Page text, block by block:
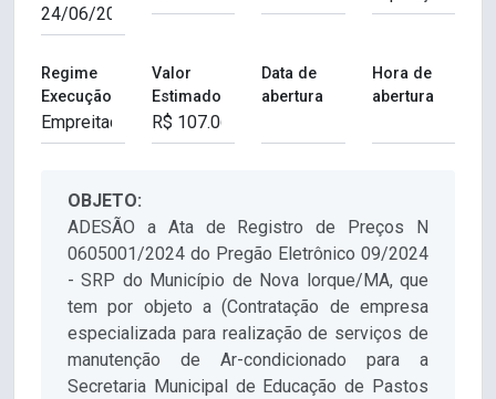
Regime
Execução
Valor
Estimado
Data de
abertura
Hora de
abertura
OBJETO:
ADESÃO a Ata de Registro de Preços N
0605001/2024 do Pregão Eletrônico 09/2024
- SRP do Município de Nova lorque/MA, que
tem por objeto a (Contratação de empresa
especializada para realização de serviços de
manutenção de Ar-condicionado para a
Secretaria Municipal de Educação de Pastos